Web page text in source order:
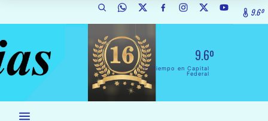
9.6º
9.6º
El Tiempo en Capital
Federal